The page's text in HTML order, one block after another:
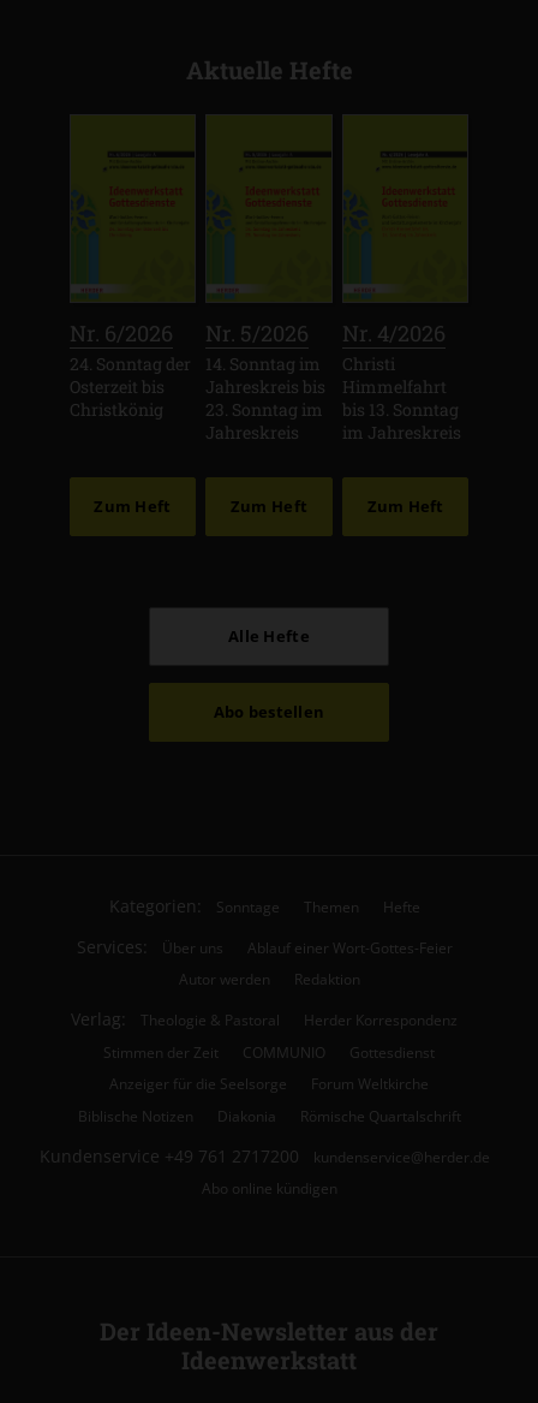
Aktuelle Hefte
Nr. 6/2026
24. Sonntag der
Osterzeit bis
Christkönig
Zum Heft
Nr. 5/2026
14. Sonntag im
Jahreskreis bis
23. Sonntag im
Jahreskreis
Zum Heft
Nr. 4/2026
Christi
Himmelfahrt
bis 13. Sonntag
im Jahreskreis
Zum Heft
Alle Hefte
Abo bestellen
Kategorien: Sonntage Themen Hefte
Services: Über uns
Ablauf einer Wort-Gottes-Feier
Autor werden
Redaktion
Verlag: Theologie & Pastoral
Herder Korrespondenz
Stimmen der Zeit
COMMUNIO
Gottesdienst
Anzeiger für die Seelsorge
Forum Weltkirche
Biblische Notizen
Diakonia Römische Quartalschrift
Kundenservice +49 761 2717200
kundenservice@herder.de
Abo online kündigen
Der Ideen-Newsletter aus der
Ideenwerkstatt